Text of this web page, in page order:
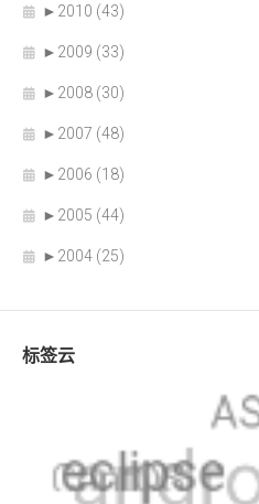
► 2010 (43)
► 2009 (33)
► 2008 (30)
► 2007 (48)
► 2006 (18)
► 2005 (44)
► 2004 (25)
标签云